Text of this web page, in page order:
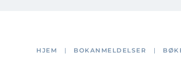
HJEM BOKANMELDELSER